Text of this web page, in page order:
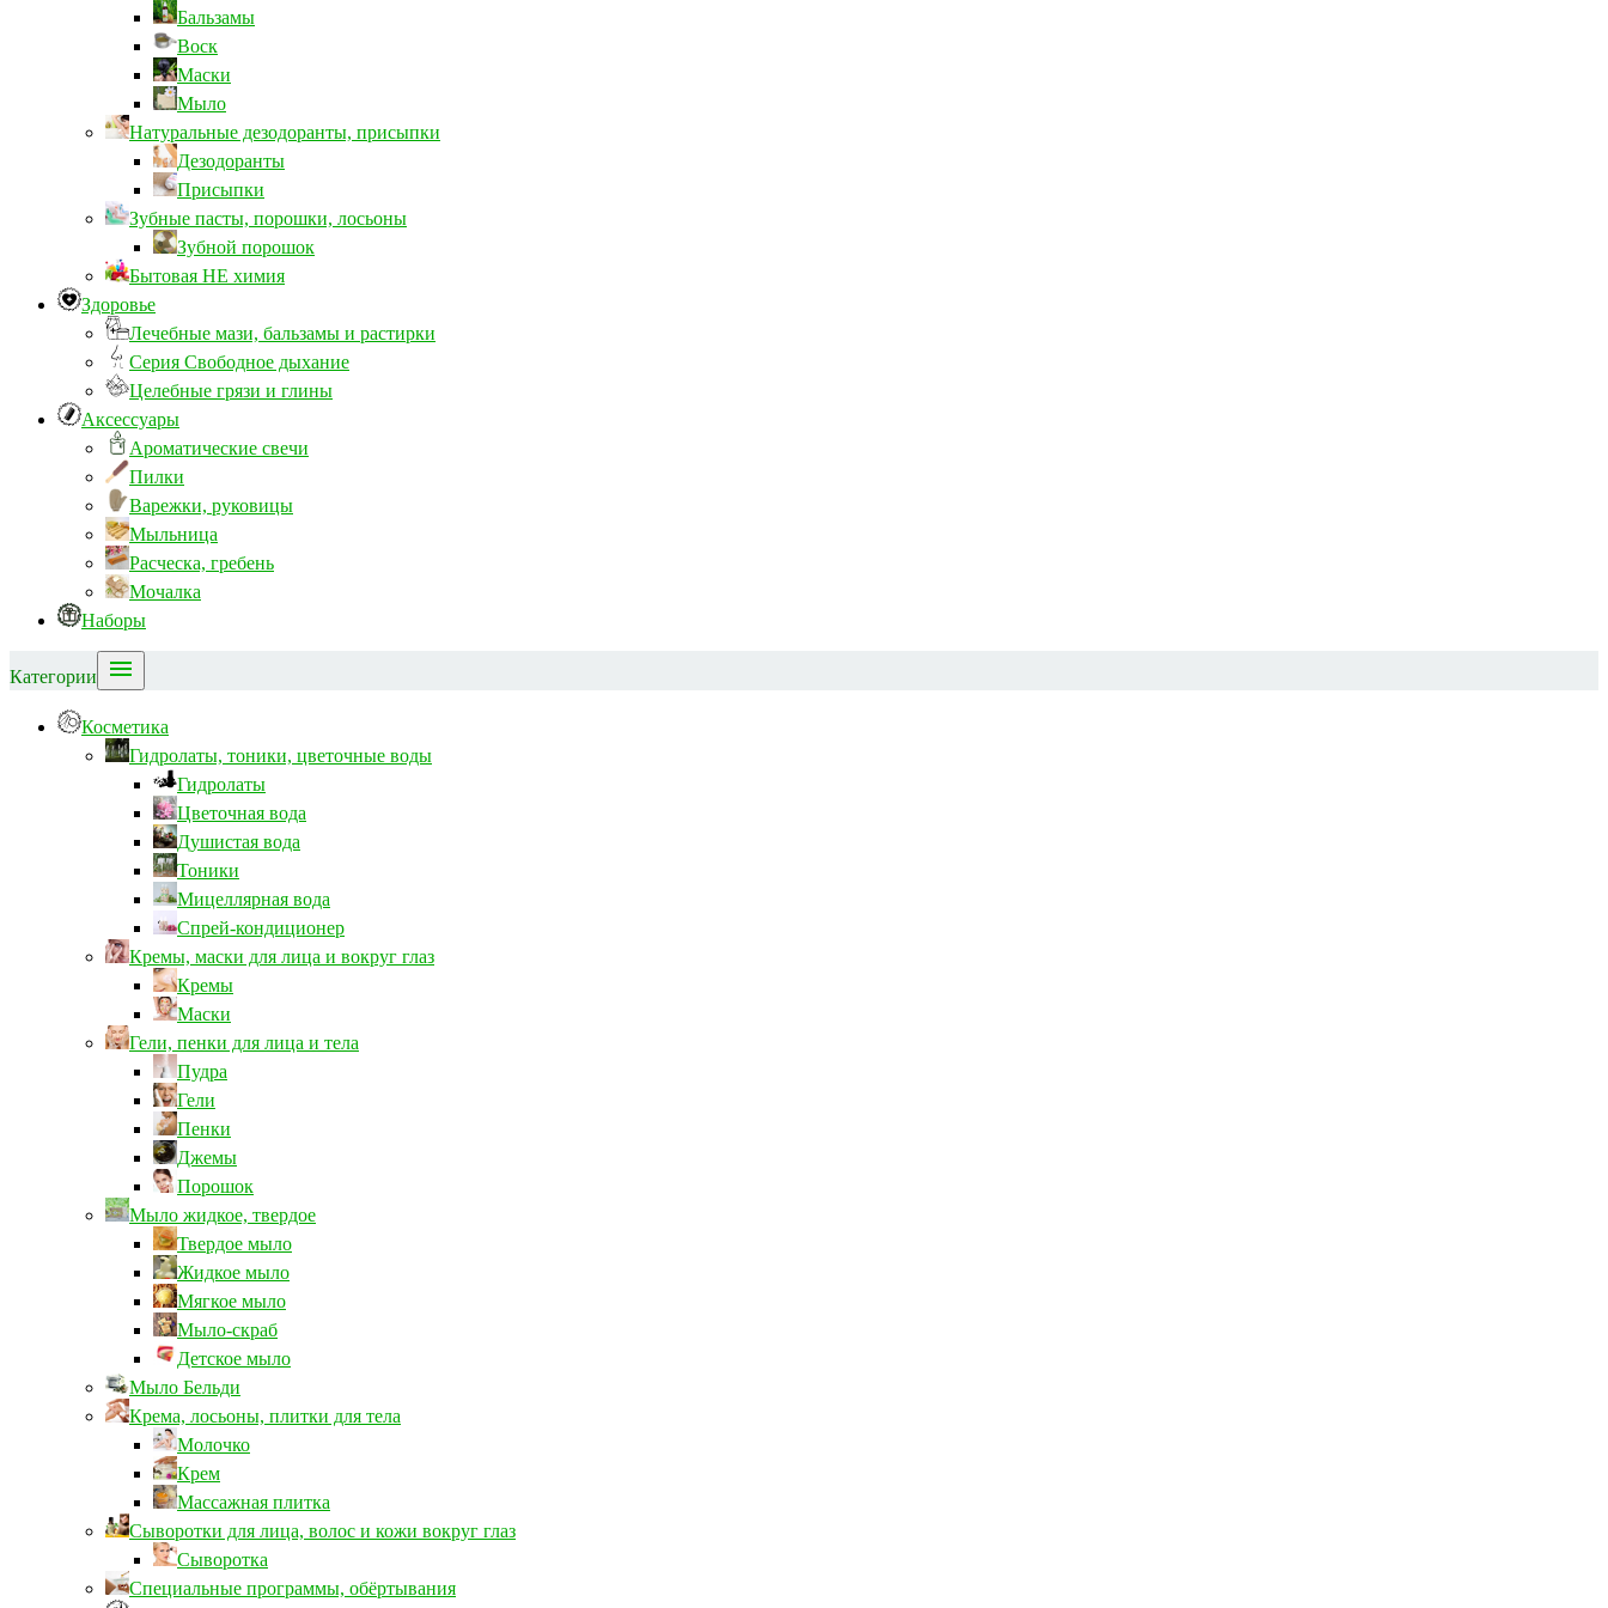
Бальзамы
Воск
Маски
Мыло
Натуральные дезодоранты, присыпки
Дезодоранты
Присыпки
Зубные пасты, порошки, лосьоны
Зубной порошок
Бытовая НЕ химия
Здоровье
Лечебные мази, бальзамы и растирки
Серия Свободное дыхание
Целебные грязи и глины
Аксессуары
Ароматические свечи
Пилки
Варежки, руковицы
Мыльница
Расческа, гребень
Мочалка
Наборы
Категории 
Косметика
Гидролаты, тоники, цветочные воды
Гидролаты
Цветочная вода
Душистая вода
Тоники
Мицеллярная вода
Спрей-кондиционер
Кремы, маски для лица и вокруг глаз
Кремы
Маски
Гели, пенки для лица и тела
Пудра
Гели
Пенки
Джемы
Порошок
Мыло жидкое, твердое
Твердое мыло
Жидкое мыло
Мягкое мыло
Мыло-скраб
Детское мыло
Мыло Бельди
Крема, лосьоны, плитки для тела
Молочко
Крем
Массажная плитка
Сыворотки для лица, волос и кожи вокруг глаз
Сыворотка
Специальные программы, обёртывания